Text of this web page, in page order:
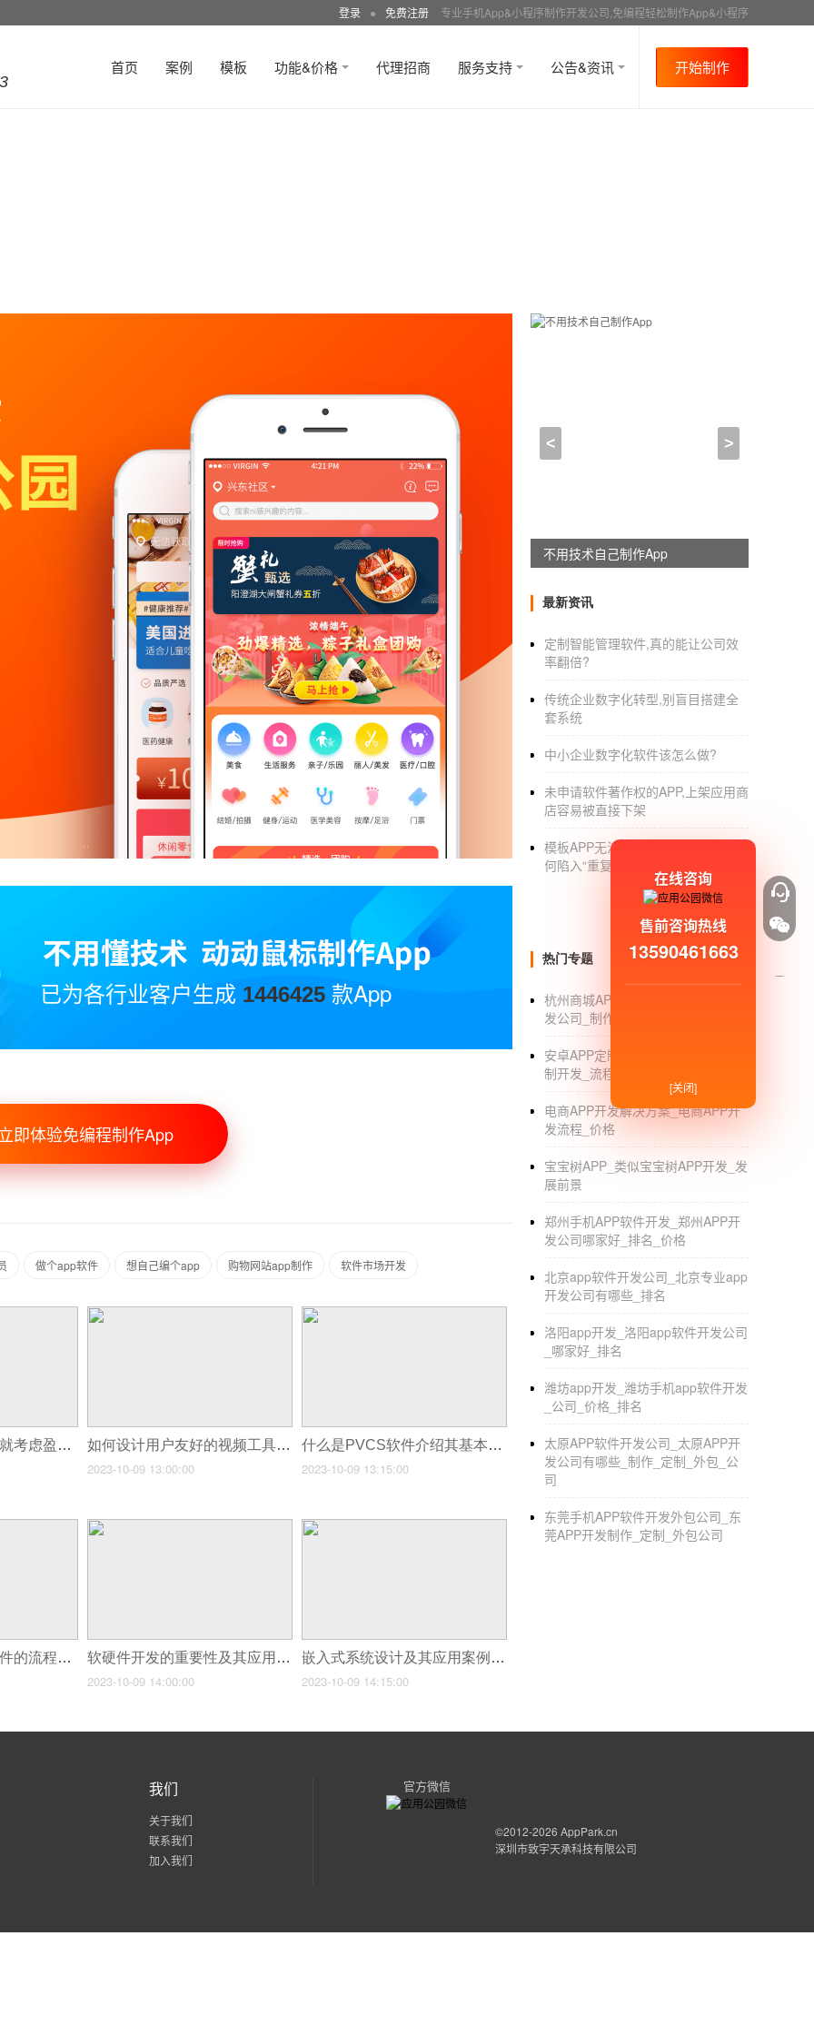
登录 ● 免费注册 专业手机App&小程序制作开发公司,免编程轻松制作App&小程序
首页 案例 模板 功能&价格 代理招商 服务支持 公告&资讯 开始制作
2023-02-20 01:00:00
心理资讯APP，再来看看这个情况。题目应该
了软件，因为这样比较方便。同时，效果也
这本书的文字旨在向外界介绍一些想法。这
有一个大致的了解，学会琢磨一些思想，如
与上面的话相反，这本书是针对个人的。看
和别人相处，这样会大大提升自己。
3.真正的幸福-[美]马丁。E.P.Seligman)'//
与大多数心理学书籍不同，这本书是关于积
让生活变得有意义，对你自己的人生追求会
不多本书低。也是一本干货书。
好的，你可以先在制作，
个门槛来通过它。我希望我能帮助你
已为各行业客户生成 1446425 款App
即体验免编程制作App
做个app软件 想自己编个app 购物网站app制作 软件市场开发
如何在app开发初期就考虑盈利模式 如何设计用户友好的视频工具app界面
2023-10-09 13:00:00
什么是PVCS软件介绍其基本概念和功能特点
2023-10-09 13:15:00
开发一款汽贸app软件的流程和步骤 软硬件开发的重要性及其应用领域
2023-10-09 14:00:00
嵌入式系统设计及其应用案例分析
2023-10-09 14:15:00
< >
不用技术自己制作App
最新资讯
定制智能管理软件,真的能让公司效
率翻倍?
传统企业数字化转型,别盲目搭建全
套系统
中小企业数字化软件该怎么做?
未申请软件著作权的APP,上架应用商
店容易被直接下架
模板APP无法二次修改功能:企业为
何陷入“重复开发”困局?
热门专题
杭州商城APP开发_杭州商城APP开
发公司_制作_价格
安卓APP定制开发_手机安卓APP定
制开发_流程
电商APP开发解决方案_电商APP开
发流程_价格
宝宝树APP_类似宝宝树APP开发_发
展前景
郑州手机APP软件开发_郑州APP开
发公司哪家好_排名_价格
北京app软件开发公司_北京专业app
开发公司有哪些_排名
洛阳app开发_洛阳app软件开发公司
_哪家好_排名
潍坊app开发_潍坊手机app软件开发
_公司_价格_排名
太原APP软件开发公司_太原APP开
发公司有哪些_制作_定制_外包_公
司
东莞手机APP软件开发外包公司_东
莞APP开发制作_定制_外包公司
我们
关于我们
联系我们
加入我们
官方微信
©2012-2026 AppPark.cn
深圳市致宇天承科技有限公司
在线咨询
售前咨询热线
13590461663
[关闭]